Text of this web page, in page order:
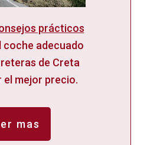
prácticos
coche adecuado
de Creta
mejor precio.
mas